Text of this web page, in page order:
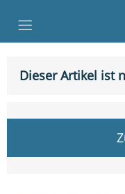
Dieser Artikel ist